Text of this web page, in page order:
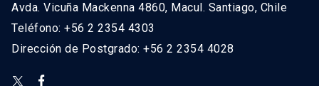
Avda. Vicuña Mackenna 4860, Macul. Santiago, Chile
Teléfono: +56 2 2354 4303
Dirección de Postgrado: +56 2 2354 4028